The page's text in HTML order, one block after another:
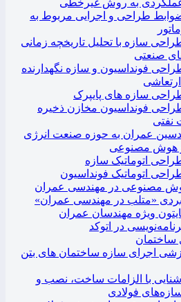
به روش غیرخطی
طراحی و اجرایی مربوط به
سازه با تحلیل تاریخچه زمانی
صنعتی
فونداسیون و سازه نگهدارنده
سازه های پایپرک
فونداسیون مخازن ذخیره
نفتی
عمران به حوزه صنعت انرژی
و هوش مصنوعی
اتوماتیک سازه
اتوماتیک فونداسیون
مصنوعی در مهندسی عمران
«متلب در مهندسی عمران»
ویژه مهندسان عمران
در اتوکد
ساختمان
اجرای سازه ساختمان های بتن
با الزامات ساخت، نصب و
فولادی